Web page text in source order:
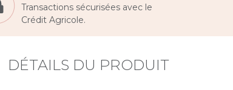
Transactions sécurisées avec le
Crédit Agricole.
DÉTAILS DU PRODUIT